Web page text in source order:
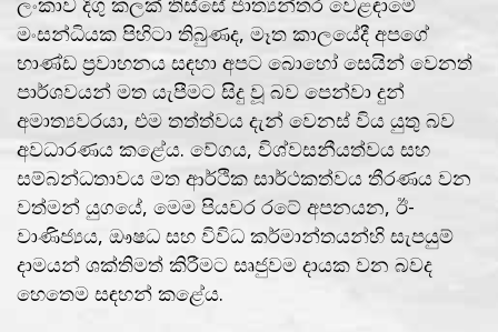
මංසන්ධියක පිහිටා තිබුණද, මෑත කාලයේදී අපගේ
භාණ්ඩ ප්‍රවාහනය සඳහා අපට බොහෝ සෙයින් වෙනත්
පාර්ශවයන් මත යැපීමට සිදු වූ බව පෙන්වා දුන්
අමාත්‍යවරයා, එම තත්ත්වය දැන් වෙනස් විය යුතු බව
අවධාරණය කළේය. වේගය, විශ්වසනීයත්වය සහ
සම්බන්ධතාවය මත ආර්ථික සාර්ථකත්වය තීරණය වන
වත්මන් යුගයේ, මෙම පියවර රටේ අපනයන, ඊ-
වාණිජ්‍යය, ඖෂධ සහ විවිධ කර්මාන්තයන්හි සැපයුම්
දාමයන් ශක්තිමත් කිරීමට සෘජුවම දායක වන බවද
හෙතෙම සඳහන් කළේය.